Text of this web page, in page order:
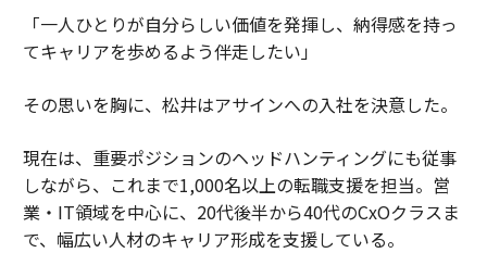
「一人ひとりが自分らしい価値を発揮し、納得感を持っ
てキャリアを歩めるよう伴走したい」
その思いを胸に、松井はアサインへの入社を決意した。
現在は、重要ポジションのヘッドハンティングにも従事
しながら、これまで1,000名以上の転職支援を担当。営
業・IT領域を中心に、20代後半から40代のCxOクラスま
で、幅広い人材のキャリア形成を支援している。